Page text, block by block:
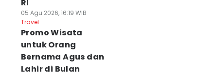
RI
05 Agu 2026, 16:19 WIB
Travel
Promo Wisata
untuk Orang
Bernama Agus dan
Lahir di Bulan